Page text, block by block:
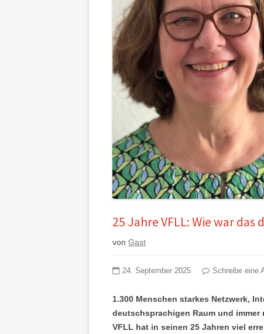
25 Jahre VFLL: Wie war
von Gast
24. September 2025 Schreibe eine
1.300 Menschen starkes Netzwerk,
deutschsprachigen Raum und
VFLL hat in seinen 25 Jahren viel